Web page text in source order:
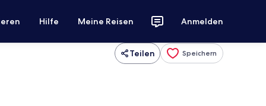
Hilfe Meine Reisen Anmelden
Teilen Speichern